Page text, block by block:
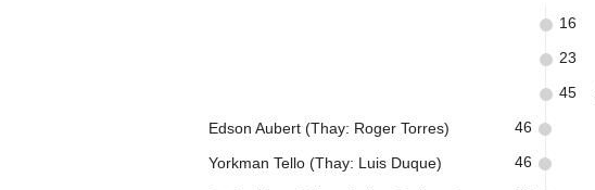
16
23
45
Edson Aubert (Thay: Roger Torres) 46
Yorkman Tello (Thay: Luis Duque) 46